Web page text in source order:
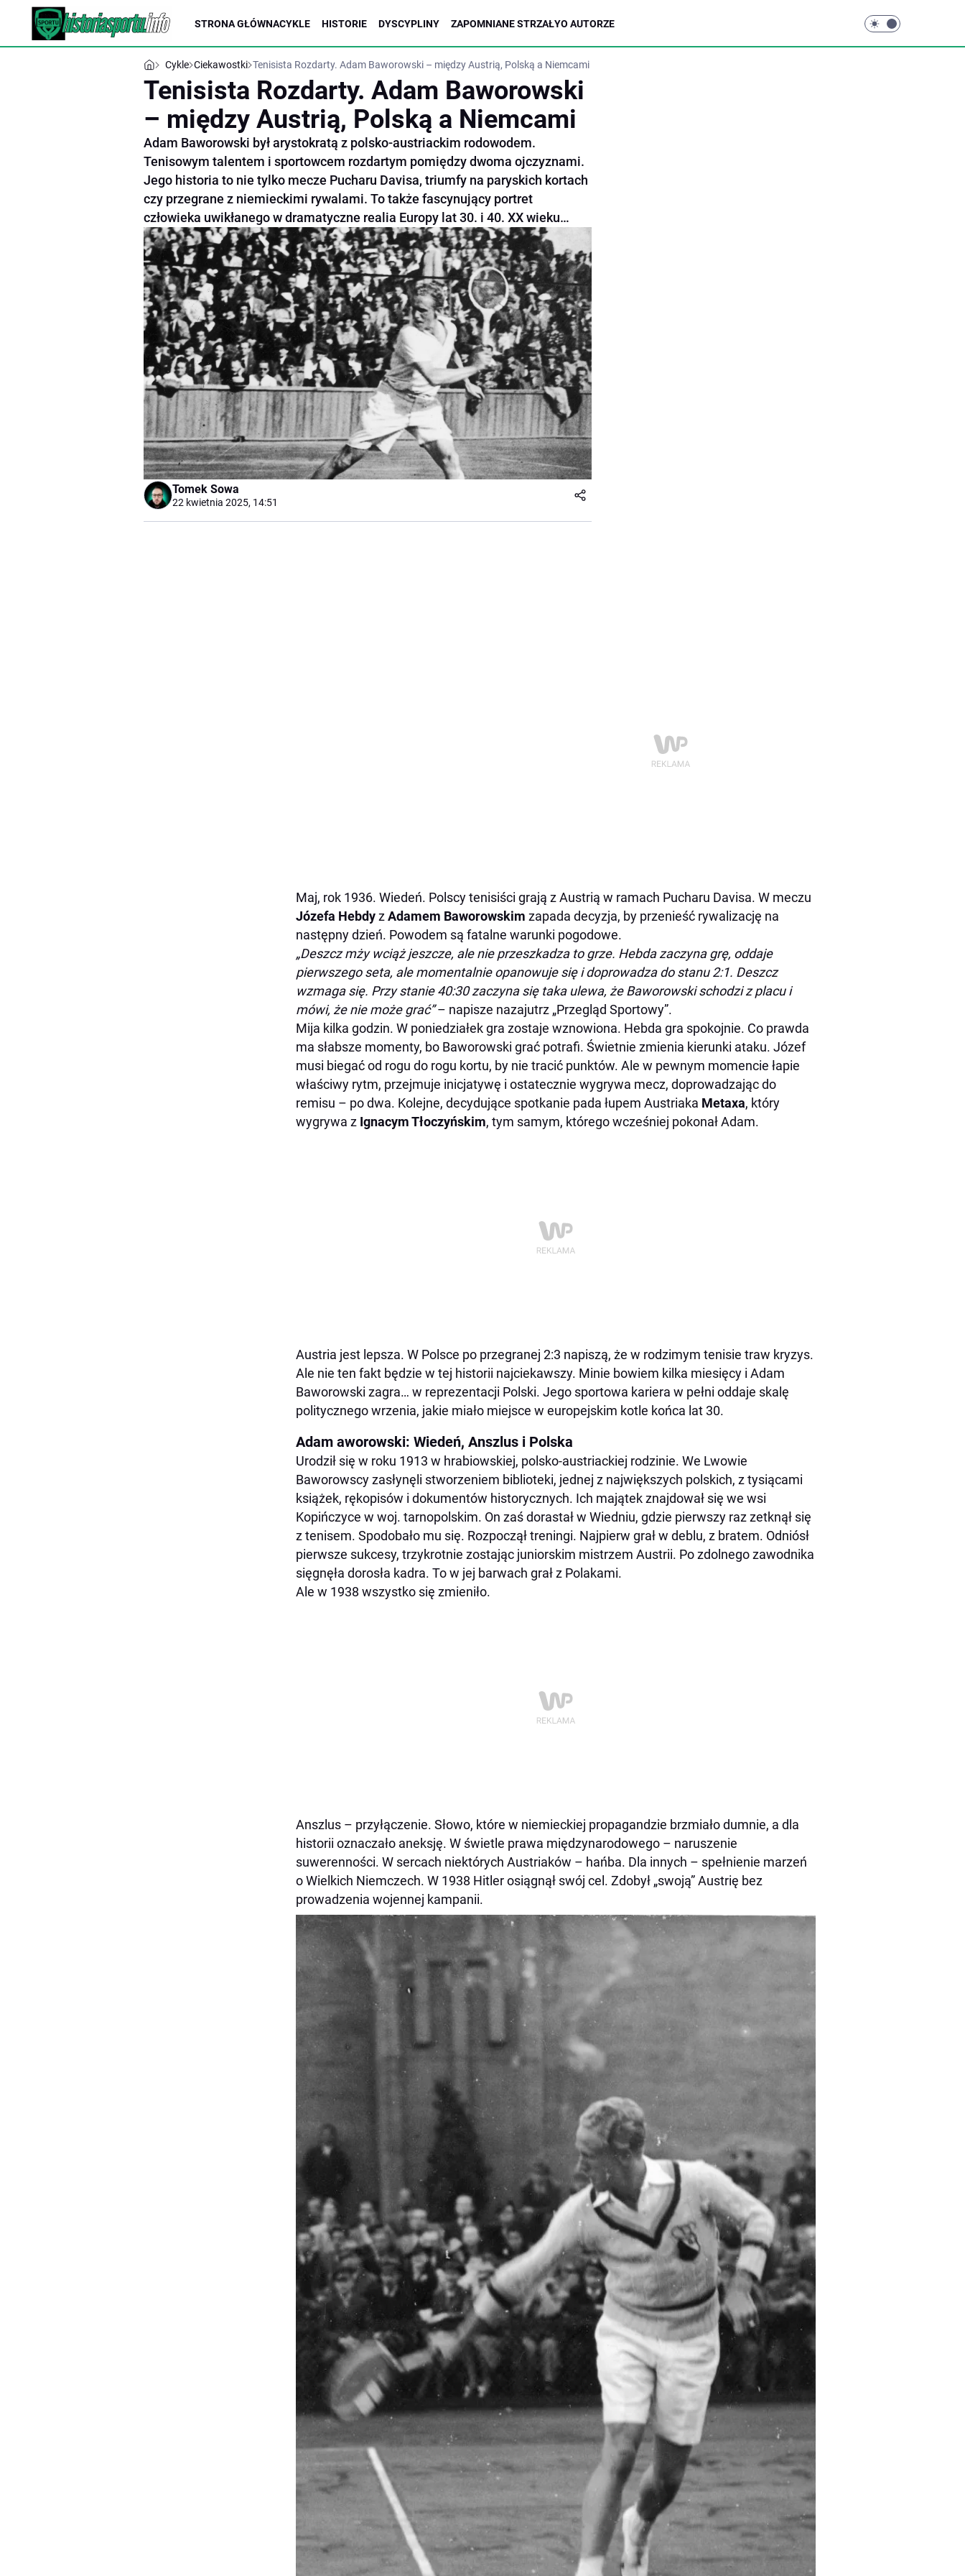
STRONA GŁÓWNACYKLE HISTORIE DYSCYPLINY ZAPOMNIANE STRZAŁYO AUTORZE
Cykle Ciekawostki Tenisista Rozdarty. Adam Baworowski – między Austrią, Polską a Niemcami
Tenisista Rozdarty. Adam Baworowski
– między Austrią, Polską a Niemcami
Adam Baworowski był arystokratą z polsko-austriackim rodowodem.
Tenisowym talentem i sportowcem rozdartym pomiędzy dwoma ojczyznami.
Jego historia to nie tylko mecze Pucharu Davisa, triumfy na paryskich kortach
czy przegrane z niemieckimi rywalami. To także fascynujący portret
człowieka uwikłanego w dramatyczne realia Europy lat 30. i 40. XX wieku…
Tomek Sowa
22 kwietnia 2025, 14:51
Maj, rok 1936. Wiedeń. Polscy tenisiści grają z Austrią w ramach Pucharu Davisa. W meczu
Józefa HebdyzAdamem Baworowskim zapada decyzja, by przenieść rywalizację na
następny dzień. Powodem są fatalne warunki pogodowe.
„Deszcz mży wciąż jeszcze, ale nie przeszkadza to grze. Hebda zaczyna grę, oddaje
pierwszego seta, ale momentalnie opanowuje się i doprowadza do stanu 2:1. Deszcz
wzmaga się. Przy stanie 40:30 zaczyna się taka ulewa, że Baworowski schodzi z placu i
mówi, że nie może grać”– napisze nazajutrz „Przegląd Sportowy”.
Mija kilka godzin. W poniedziałek gra zostaje wznowiona. Hebda gra spokojnie. Co prawda
ma słabsze momenty, bo Baworowski grać potrafi. Świetnie zmienia kierunki ataku. Józef
musi biegać od rogu do rogu kortu, by nie tracić punktów. Ale w pewnym momencie łapie
właściwy rytm, przejmuje inicjatywę i ostatecznie wygrywa mecz, doprowadzając do
remisu – po dwa. Kolejne, decydujące spotkanie pada łupem Austriaka Metaxa, który
wygrywa z Ignacym Tłoczyńskim, tym samym, którego wcześniej pokonał Adam.
Austria jest lepsza. W Polsce po przegranej 2:3 napiszą, że w rodzimym tenisie traw kryzys.
Ale nie ten fakt będzie w tej historii najciekawszy. Minie bowiem kilka miesięcy i Adam
Baworowski zagra… w reprezentacji Polski. Jego sportowa kariera w pełni oddaje skalę
politycznego wrzenia, jakie miało miejsce w europejskim kotle końca lat 30.
Adam aworowski: Wiedeń, Anszlus i Polska
Urodził się w roku 1913 w hrabiowskiej, polsko-austriackiej rodzinie. We Lwowie
Baworowscy zasłynęli stworzeniem biblioteki, jednej z największych polskich, z tysiącami
książek, rękopisów i dokumentów historycznych. Ich majątek znajdował się we wsi
Kopińczyce w woj. tarnopolskim. On zaś dorastał w Wiedniu, gdzie pierwszy raz zetknął się
z tenisem. Spodobało mu się. Rozpoczął treningi. Najpierw grał w deblu, z bratem. Odniósł
pierwsze sukcesy, trzykrotnie zostając juniorskim mistrzem Austrii. Po zdolnego zawodnika
sięgnęła dorosła kadra. To w jej barwach grał z Polakami.
Ale w 1938 wszystko się zmieniło.
Anszlus – przyłączenie. Słowo, które w niemieckiej propagandzie brzmiało dumnie, a dla
historii oznaczało aneksję. W świetle prawa międzynarodowego – naruszenie
suwerenności. W sercach niektórych Austriaków – hańba. Dla innych – spełnienie marzeń
o Wielkich Niemczech. W 1938 Hitler osiągnął swój cel. Zdobył „swoją” Austrię bez
prowadzenia wojennej kampanii.